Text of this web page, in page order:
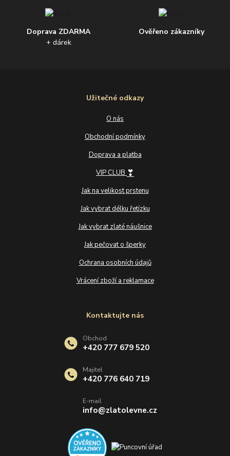
Doprava ZDARMA
+ dárek
Ověřeno zákazníky
Užitečné odkazy
O nás
Obchodní podmínky
Doprava a platba
VIP CLUB ❣
Jak na velikost prstenu
Jak vybrat délku řetízku
Jak vybrat zlaté náušnice
Jak pečovat o šperky
Ochrana osobních údajů
Vrácení zboží a reklamace
Kontaktujte nás
Obchod
+420 777 679 520
Majitel
+420 776 640 719
E-mail
info@zlatolevne.cz